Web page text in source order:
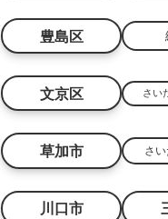
豊島区
文京区 さい
草加市 さ
川口市